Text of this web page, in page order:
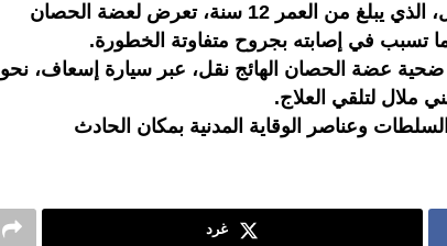
وحسب مصادر محلية، فإن الطفل، الذي يبلغ من العمر 12 سنة، تعرض لعضة الحصان
تسبب في إصابته بجروح متفاوتة الخطورة.
ضحية عضة الحصان الهائج نقل، عبر سيارة إسعاف، نحو
ملال لتلقي العلاج.
وعناصر الوقاية المدنية بمكان الحادث
غرد